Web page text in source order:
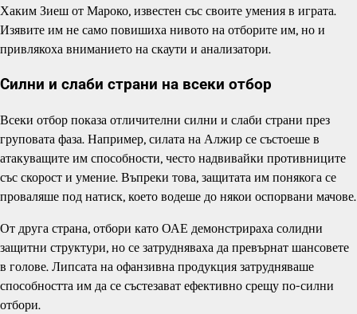
Хаким Зиеш от Мароко, известен със своите умения в играта.
Изявите им не само повишиха нивото на отборите им, но и
привлякоха вниманието на скаути и анализатори.
Силни и слаби страни на всеки отбор
Всеки отбор показа отличителни силни и слаби страни през
груповата фаза. Например, силата на Алжир се състоеше в
атакуващите им способности, често надвивайки противниците
със скорост и умение. Въпреки това, защитата им понякога се
проваляше под натиск, което водеше до някои оспорвани мачове.
От друга страна, отбори като ОАЕ демонстрираха солидни
защитни структури, но се затрудняваха да превърнат шансовете
в голове. Липсата на офанзивна продукция затрудняваше
способността им да се състезават ефективно срещу по-силни
отбори.